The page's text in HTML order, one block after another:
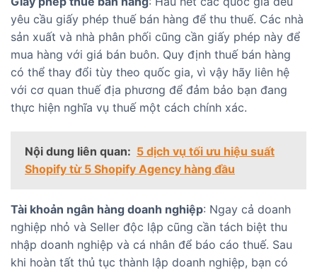
yêu cầu giấy phép thuế bán hàng để thu thuế. Các nhà
sản xuất và nhà phân phối cũng cần giấy phép này để
mua hàng với giá bán buôn. Quy định thuế bán hàng
có thể thay đổi tùy theo quốc gia, vì vậy hãy liên hệ
với cơ quan thuế địa phương để đảm bảo bạn đang
thực hiện nghĩa vụ thuế một cách chính xác.
Nội dung liên quan: 5 dịch vụ tối ưu hiệu suất
Shopify từ 5 Shopify Agency hàng đầu
Tài khoản ngân hàng doanh nghiệp: Ngay cả doanh
nghiệp nhỏ và Seller độc lập cũng cần tách biệt thu
nhập doanh nghiệp và cá nhân để báo cáo thuế. Sau
khi hoàn tất thủ tục thành lập doanh nghiệp, bạn có